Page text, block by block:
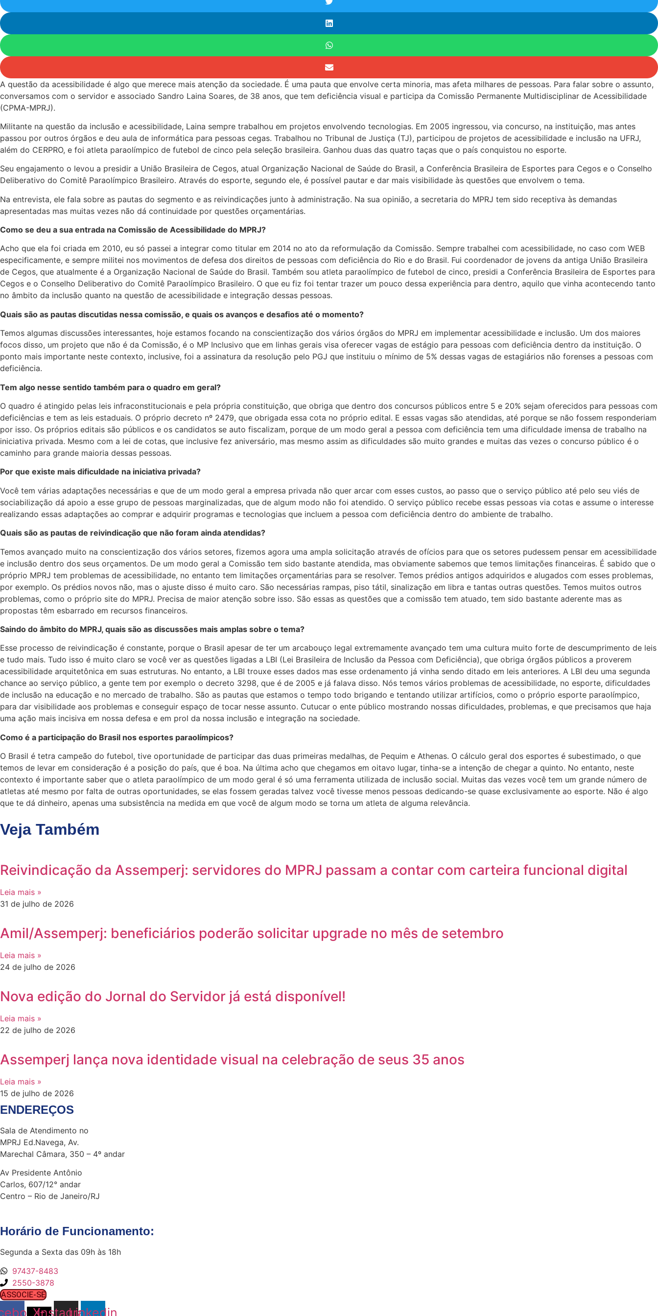
A questão da acessibilidade é algo que merece mais atenção da sociedade. É uma pauta que envolve certa minoria, mas afeta milhares de pessoas. Para falar sobre o assunto,
conversamos com o servidor e associado Sandro Laina Soares, de 38 anos, que tem deficiência visual e participa da Comissão Permanente Multidisciplinar de Acessibilidade
(CPMA-MPRJ).
Militante na questão da inclusão e acessibilidade, Laina sempre trabalhou em projetos envolvendo tecnologias. Em 2005 ingressou, via concurso, na instituição, mas antes
passou por outros órgãos e deu aula de informática para pessoas cegas. Trabalhou no Tribunal de Justiça (TJ), participou de projetos de acessibilidade e inclusão na UFRJ,
além do CERPRO, e foi atleta paraolímpico de futebol de cinco pela seleção brasileira. Ganhou duas das quatro taças que o país conquistou no esporte.
Seu engajamento o levou a presidir a União Brasileira de Cegos, atual Organização Nacional de Saúde do Brasil, a Conferência Brasileira de Esportes para Cegos e o Conselho
Deliberativo do Comitê Paraolímpico Brasileiro. Através do esporte, segundo ele, é possível pautar e dar mais visibilidade às questões que envolvem o tema.
Na entrevista, ele fala sobre as pautas do segmento e as reivindicações junto à administração. Na sua opinião, a secretaria do MPRJ tem sido receptiva às demandas
apresentadas mas muitas vezes não dá continuidade por questões orçamentárias.
Como se deu a sua entrada na Comissão de Acessibilidade do MPRJ?
Acho que ela foi criada em 2010, eu só passei a integrar como titular em 2014 no ato da reformulação da Comissão. Sempre trabalhei com acessibilidade, no caso com WEB
especificamente, e sempre militei nos movimentos de defesa dos direitos de pessoas com deficiência do Rio e do Brasil. Fui coordenador de jovens da antiga União Brasileira
de Cegos, que atualmente é a Organização Nacional de Saúde do Brasil. Também sou atleta paraolímpico de futebol de cinco, presidi a Conferência Brasileira de Esportes para
Cegos e o Conselho Deliberativo do Comitê Paraolímpico Brasileiro. O que eu fiz foi tentar trazer um pouco dessa experiência para dentro, aquilo que vinha acontecendo tanto
no âmbito da inclusão quanto na questão de acessibilidade e integração dessas pessoas.
Quais são as pautas discutidas nessa comissão, e quais os avanços e desafios até o momento?
Temos algumas discussões interessantes, hoje estamos focando na conscientização dos vários órgãos do MPRJ em implementar acessibilidade e inclusão. Um dos maiores
focos disso, um projeto que não é da Comissão, é o MP Inclusivo que em linhas gerais visa oferecer vagas de estágio para pessoas com deficiência dentro da instituição. O
ponto mais importante neste contexto, inclusive, foi a assinatura da resolução pelo PGJ que instituiu o mínimo de 5% dessas vagas de estagiários não forenses a pessoas com
deficiência.
Tem algo nesse sentido também para o quadro em geral?
O quadro é atingido pelas leis infraconstitucionais e pela própria constituição, que obriga que dentro dos concursos públicos entre 5 e 20% sejam oferecidos para pessoas com
deficiências e tem as leis estaduais. O próprio decreto nº 2479, que obrigada essa cota no próprio edital. E essas vagas são atendidas, até porque se não fossem responderiam
por isso. Os próprios editais são públicos e os candidatos se auto fiscalizam, porque de um modo geral a pessoa com deficiência tem uma dificuldade imensa de trabalho na
iniciativa privada. Mesmo com a lei de cotas, que inclusive fez aniversário, mas mesmo assim as dificuldades são muito grandes e muitas das vezes o concurso público é o
caminho para grande maioria dessas pessoas.
Por que existe mais dificuldade na iniciativa privada?
Você tem várias adaptações necessárias e que de um modo geral a empresa privada não quer arcar com esses custos, ao passo que o serviço público até pelo seu viés de
sociabilização dá apoio a esse grupo de pessoas marginalizadas, que de algum modo não foi atendido. O serviço público recebe essas pessoas via cotas e assume o interesse
realizando essas adaptações ao comprar e adquirir programas e tecnologias que incluem a pessoa com deficiência dentro do ambiente de trabalho.
Quais são as pautas de reivindicação que não foram ainda atendidas?
Temos avançado muito na conscientização dos vários setores, fizemos agora uma ampla solicitação através de ofícios para que os setores pudessem pensar em acessibilidade
e inclusão dentro dos seus orçamentos. De um modo geral a Comissão tem sido bastante atendida, mas obviamente sabemos que temos limitações financeiras. É sabido que o
próprio MPRJ tem problemas de acessibilidade, no entanto tem limitações orçamentárias para se resolver. Temos prédios antigos adquiridos e alugados com esses problemas,
por exemplo. Os prédios novos não, mas o ajuste disso é muito caro. São necessárias rampas, piso tátil, sinalização em libra e tantas outras questões. Temos muitos outros
problemas, como o próprio site do MPRJ. Precisa de maior atenção sobre isso. São essas as questões que a comissão tem atuado, tem sido bastante aderente mas as
propostas têm esbarrado em recursos financeiros.
Saindo do âmbito do MPRJ, quais são as discussões mais amplas sobre o tema?
Esse processo de reivindicação é constante, porque o Brasil apesar de ter um arcabouço legal extremamente avançado tem uma cultura muito forte de descumprimento de leis
e tudo mais. Tudo isso é muito claro se você ver as questões ligadas a LBI (Lei Brasileira de Inclusão da Pessoa com Deficiência), que obriga órgãos públicos a proverem
acessibilidade arquitetônica em suas estruturas. No entanto, a LBI trouxe esses dados mas esse ordenamento já vinha sendo ditado em leis anteriores. A LBI deu uma segunda
chance ao serviço público, a gente tem por exemplo o decreto 3298, que é de 2005 e já falava disso. Nós temos vários problemas de acessibilidade, no esporte, dificuldades
de inclusão na educação e no mercado de trabalho. São as pautas que estamos o tempo todo brigando e tentando utilizar artifícios, como o próprio esporte paraolímpico,
para dar visibilidade aos problemas e conseguir espaço de tocar nesse assunto. Cutucar o ente público mostrando nossas dificuldades, problemas, e que precisamos que haja
uma ação mais incisiva em nossa defesa e em prol da nossa inclusão e integração na sociedade.
Como é a participação do Brasil nos esportes paraolímpicos?
O Brasil é tetra campeão do futebol, tive oportunidade de participar das duas primeiras medalhas, de Pequim e Athenas. O cálculo geral dos esportes é subestimado, o que
temos de levar em consideração é a posição do país, que é boa. Na última acho que chegamos em oitavo lugar, tinha-se a intenção de chegar a quinto. No entanto, neste
contexto é importante saber que o atleta paraolímpico de um modo geral é só uma ferramenta utilizada de inclusão social. Muitas das vezes você tem um grande número de
atletas até mesmo por falta de outras oportunidades, se elas fossem geradas talvez você tivesse menos pessoas dedicando-se quase exclusivamente ao esporte. Não é algo
que te dá dinheiro, apenas uma subsistência na medida em que você de algum modo se torna um atleta de alguma relevância.
Veja Também
Reivindicação da Assemperj: servidores do MPRJ passam a contar com carteira funcional digital
Leia mais »
31 de julho de 2026
Amil/Assemperj: beneficiários poderão solicitar upgrade no mês de setembro
Leia mais »
24 de julho de 2026
Nova edição do Jornal do Servidor já está disponível!
Leia mais »
22 de julho de 2026
Assemperj lança nova identidade visual na celebração de seus 35 anos
Leia mais »
15 de julho de 2026
ENDEREÇOS
Sala de Atendimento no
MPRJ Ed.Navega, Av.
Marechal Câmara, 350 – 4º andar
Av Presidente Antônio
Carlos, 607/12° andar
Centro – Rio de Janeiro/RJ
Horário de Funcionamento:
Segunda a Sexta das 09h às 18h
97437-8483
2550-3878
ASSOCIE-SE
X-
Instagram
Linkedin